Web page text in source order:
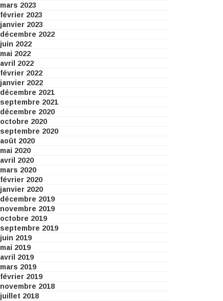
mars 2023
février 2023
janvier 2023
décembre 2022
juin 2022
mai 2022
avril 2022
février 2022
janvier 2022
décembre 2021
septembre 2021
décembre 2020
octobre 2020
septembre 2020
août 2020
mai 2020
avril 2020
mars 2020
février 2020
janvier 2020
décembre 2019
novembre 2019
octobre 2019
septembre 2019
juin 2019
mai 2019
avril 2019
mars 2019
février 2019
novembre 2018
juillet 2018